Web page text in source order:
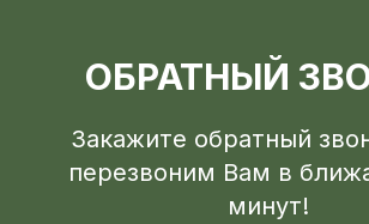
ОБРАТНЫЙ
Закажите обратный
перезвоним Вам в
минут!